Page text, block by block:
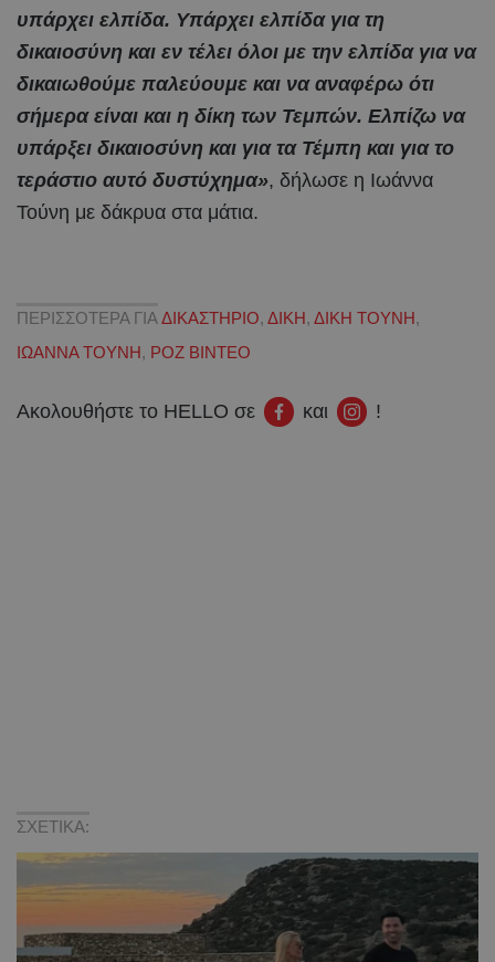
υπάρχει ελπίδα. Υπάρχει ελπίδα για τη
δικαιοσύνη και εν τέλει όλοι με την ελπίδα για να
δικαιωθούμε παλεύουμε και να αναφέρω ότι
σήμερα είναι και η δίκη των Τεμπών. Ελπίζω να
υπάρξει δικαιοσύνη και για τα Τέμπη και για το
τεράστιο αυτό δυστύχημα», δήλωσε η Ιωάννα
Τούνη με δάκρυα στα μάτια.
ΠΕΡΙΣΣΟΤΕΡΑ ΓΙΑ ΔΙΚΑΣΤΗΡΙΟ, ΔΙΚΗ, ΔΙΚΗ ΤΟΥΝΗ,
ΙΩΑΝΝΑ ΤΟΥΝΗ, ΡΟΖ ΒΙΝΤΕΟ
Ακολουθήστε το HELLO σε και !
ΣΧΕΤΙΚΑ: